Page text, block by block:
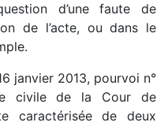
d’une faute de
de l’acte, ou dans le
janvier 2013, pourvoi n°
civile de la Cour de
caractérisée de deux